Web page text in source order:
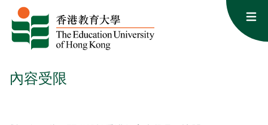
跳至主要內容
內容受限